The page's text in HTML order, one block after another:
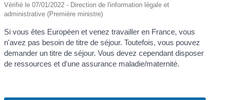
Vérifié le 07/01/2022 - Direction de l'information légale et
administrative (Première ministre)
Si vous êtes Européen et venez travailler en France, vous
n'avez pas besoin de titre de séjour. Toutefois, vous pouvez
demander un titre de séjour. Vous devez cependant disposer
de ressources et d'une assurance maladie/maternité.